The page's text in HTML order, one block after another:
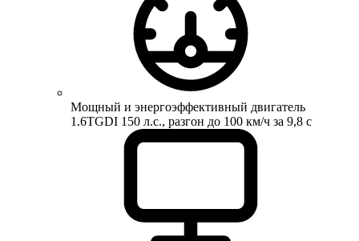
Мощный и энергоэффективный двигатель
1.6TGDI 150 л.с., разгон до 100 км/ч за 9,8 с